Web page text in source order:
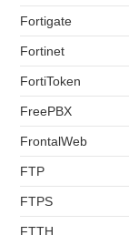
Fortigate
Fortinet
FortiToken
FreePBX
FrontalWeb
FTP
FTPS
FTTH